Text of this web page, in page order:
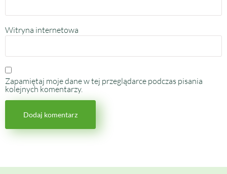
Witryna internetowa
Zapamiętaj moje dane w tej przeglądarce podczas pisania
kolejnych komentarzy.